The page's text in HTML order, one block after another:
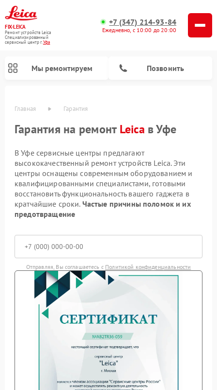
FIX-LEICA
Ремонт устройств Leica
Специализированный
cервисный центр г.Уфа
+7 (347) 214-93-84
Ежедневно, с 10:00 до 20:00
Мы ремонтируем Позвонить
Главная Гарантия
Гарантия на ремонт Leica в Уфе
В Уфе сервисные центры предлагают
высококачественный ремонт устройств Leica. Эти
центры оснащены современным оборудованием и
квалифицированными специалистами, готовыми
восстановить функциональность вашего гаджета в
кратчайшие сроки. Частые причины поломок и их
предотвращение
Отправляя, Вы соглашаетесь с Политикой конфиденциальности